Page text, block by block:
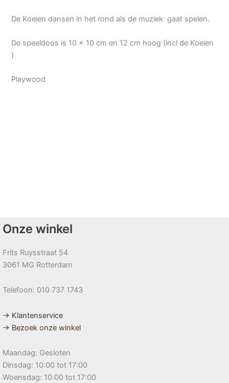
De Koeien dansen in het rond als de muziek gaat spelen.
De speeldoos is 10 x 10 cm en 12 cm hoog (incl de Koeien
)
Playwood
Onze winkel
Frits Ruysstraat 54
3061 MG Rotterdam
Telefoon: 010 737 1743
→ Klantenservice
→ Bezoek onze winkel
Maandag: Gesloten
Dinsdag: 10:00 tot 17:00
Woensdag: 10:00 tot 17:00